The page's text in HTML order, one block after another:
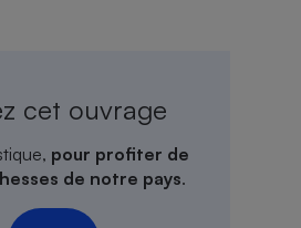
cet ouvrage
pour profiter de
de notre pays.